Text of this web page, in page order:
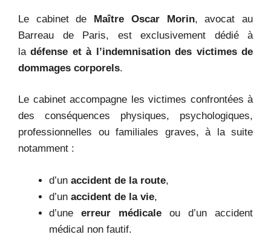
Le cabinet de Maître Oscar Morin, avocat au
Barreau de Paris, est exclusivement dédié à
ladéfense et à l’indemnisation des victimes de
dommages corporels.
Le cabinet accompagne les victimes confrontées à
des conséquences physiques, psychologiques,
professionnelles ou familiales graves, à la suite
notamment :
d’un accident de la route,
d’un accident de la vie,
d’une erreur médicale ou d’un accident
médical non fautif.